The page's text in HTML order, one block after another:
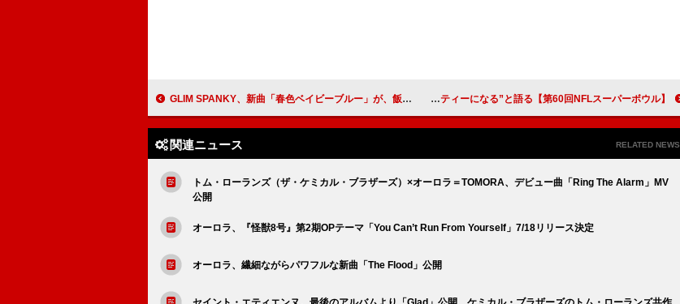
GLIM SPANKY、新曲「春色ベイビーブルー」が、飯島直子主演のドラマ『こないだおばさんって言われたよ』主題歌に決定 【第60回NFLスーパーボウル】バッド・バニー、ハーフタイム・ショー抜擢は想定外も“大きなパーティーになる”と語る
関連ニュース RELATED NEWS
トム・ローランズ（ザ・ケミカル・ブラザーズ）×オーロラ＝TOMORA、デビュー曲「Ring The Alarm」MV
公開
オーロラ、『怪獣8号』第2期OPテーマ「You Can’t Run From Yourself」7/18リリース決定
オーロラ、繊細ながらパワフルな新曲「The Flood」公開